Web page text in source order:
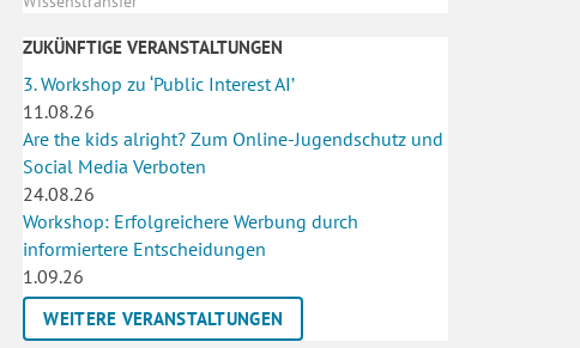
ZUKÜNFTIGE VERANSTALTUNGEN
3. Workshop zu ‘Public Interest AI’
11.08.26
Are the kids alright? Zum Online-Jugendschutz und
Social Media Verboten
24.08.26
Workshop: Erfolgreichere Werbung durch
informiertere Entscheidungen
1.09.26
WEITERE VERANSTALTUNGEN